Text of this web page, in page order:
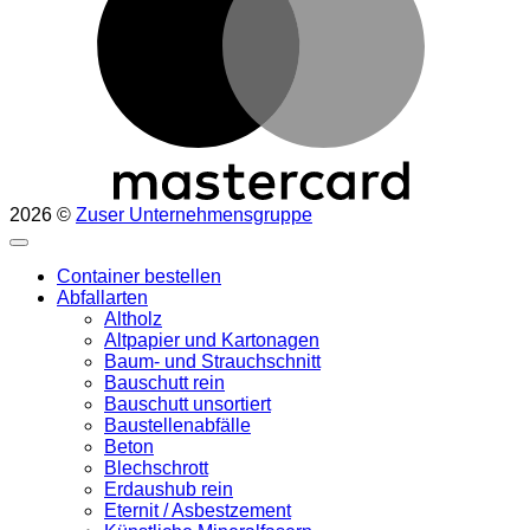
2026 © Zuser Unternehmensgruppe
Container bestellen
Abfallarten
Altholz
Altpapier und Kartonagen
Baum- und Strauchschnitt
Bauschutt rein
Bauschutt unsortiert
Baustellenabfälle
Beton
Blechschrott
Erdaushub rein
Eternit / Asbestzement